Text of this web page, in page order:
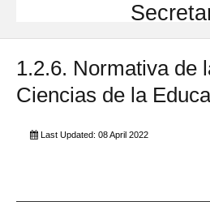
INTERNACIONAL
Directorio FCCE
1.2.6. Normativa de
Ciencias de la
Last Updated: 08 April 2022